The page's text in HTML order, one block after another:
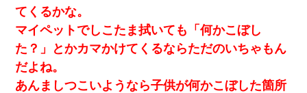
高1のとき男に襲われ、不妊の叔母に頼まれて出産。→叔母夫婦が
養子縁組してアメリカに子供を連れ帰った。→9・11で叔母夫婦が
亡くなってしまい…
夫の友達がBBQを定期的に開催して夫婦で参加してたんだけど、
女性側のリーダーみたいな人に「BBQは友達とやりなよ！」と言
われて…
てくるかな。
マイペットでしこたま拭いても「何かこぼし
た？」とかカマかけてくるならただのいちゃもん
だよね。
あんましつこいようなら子供が何かこぼした箇所